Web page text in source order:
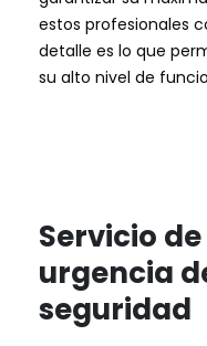
estos profesionales
detalle es lo que
su alto nivel de
Servicio
urgencia
seguridad